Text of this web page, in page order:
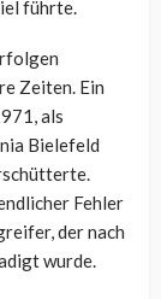
führte.
Zeiten. Ein
als
Bielefeld
Fehler
der nach
wurde.